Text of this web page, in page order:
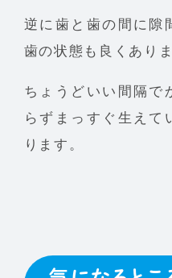
逆に歯と歯の間に隙
歯の状態も良くありま
ちょうどいい間隔で
らずまっすぐ生えて
ります。